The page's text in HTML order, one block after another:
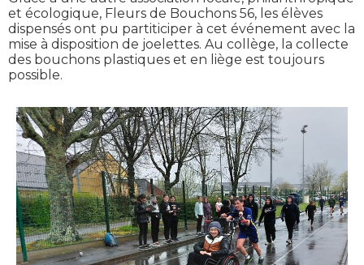
et écologique, Fleurs de Bouchons 56, les élèves
dispensés ont pu partiticiper à cet événement avec la
mise à disposition de joelettes. Au collège, la collecte
des bouchons plastiques et en liège est toujours
possible.